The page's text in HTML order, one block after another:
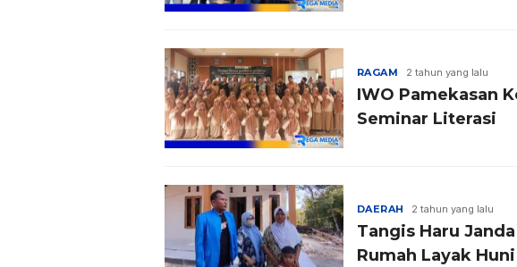
RAGAM 2 tahun yang lalu
IWO Pamekasan
Seminar Literasi
DAERAH 2 tahun yang lalu
Tangis Haru
Rumah Layak Huni